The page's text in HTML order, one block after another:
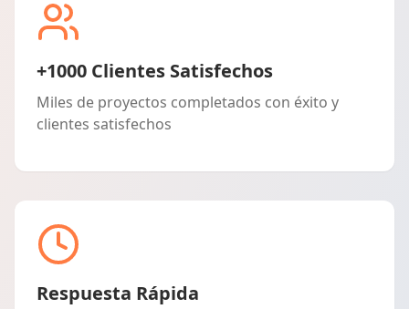
+1000 Clientes Satisfechos
Miles de proyectos completados con éxito y
clientes satisfechos
Respuesta Rápida